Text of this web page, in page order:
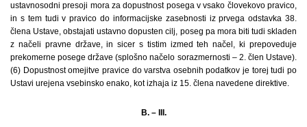
ustavnosodni presoji mora za dopustnost posega v vsako človekovo pravico,
in s tem tudi v pravico do informacijske zasebnosti iz prvega odstavka 38.
člena Ustave, obstajati ustavno dopusten cilj, poseg pa mora biti tudi skladen
z načeli pravne države, in sicer s tistim izmed teh načel, ki prepoveduje
prekomerne posege države (splošno načelo sorazmernosti – 2. člen Ustave).
(6) Dopustnost omejitve pravice do varstva osebnih podatkov je torej tudi po
Ustavi urejena vsebinsko enako, kot izhaja iz 15. člena navedene direktive.
B. – III.